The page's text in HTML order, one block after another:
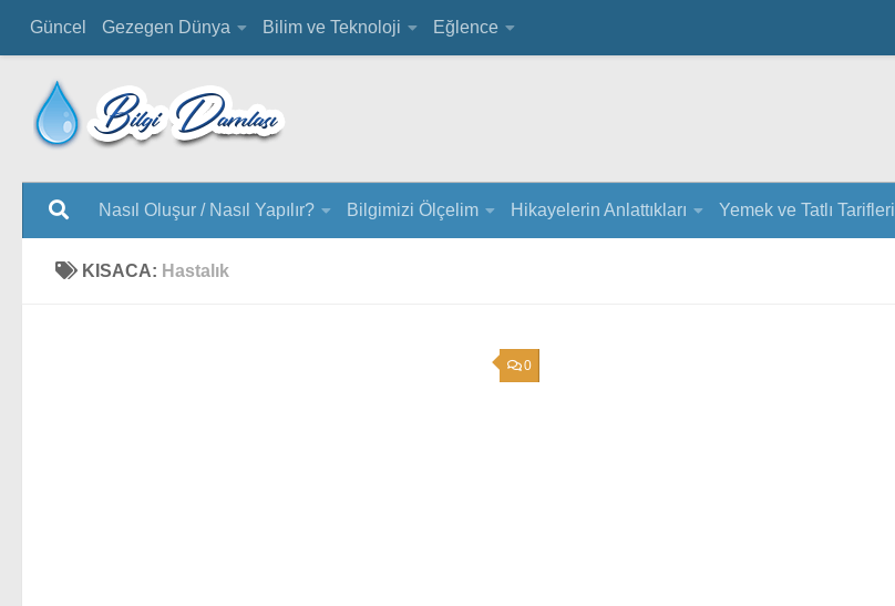
Güncel Gezegen Dünya Bilim ve Teknoloji Eğlence
Nasıl Oluşur / Nasıl Yapılır? Bilgimizi Ölçelim Hikayelerin Anlattıkları Yemek ve Tatlı Tarifleri
KISACA: Hastalık
0